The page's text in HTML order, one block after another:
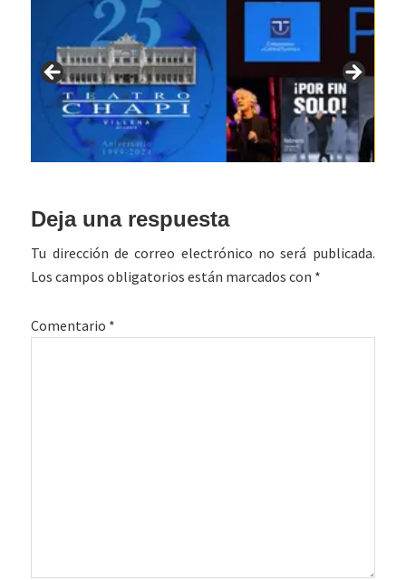
Interacciones
con
los
Deja una respuesta
Tu dirección de correo electrónico no será publicada.
Los campos obligatorios están marcados con *
Comentario *